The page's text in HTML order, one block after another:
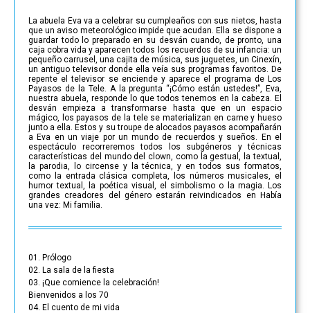
La abuela Eva va a celebrar su cumpleaños con sus nietos, hasta
que un aviso meteorológico impide que acudan. Ella se dispone a
guardar todo lo preparado en su desván cuando, de pronto, una
caja cobra vida y aparecen todos los recuerdos de su infancia: un
pequeño carrusel, una cajita de música, sus juguetes, un Cinexín,
un antiguo televisor donde ella veía sus programas favoritos. De
repente el televisor se enciende y aparece el programa de Los
Payasos de la Tele. A la pregunta “¡Cómo están ustedes!”, Eva,
nuestra abuela, responde lo que todos tenemos en la cabeza. El
desván empieza a transformarse hasta que en un espacio
mágico, los payasos de la tele se materializan en carne y hueso
junto a ella. Estos y su troupe de alocados payasos acompañarán
a Eva en un viaje por un mundo de recuerdos y sueños. En el
espectáculo recorreremos todos los subgéneros y técnicas
características del mundo del clown, como la gestual, la textual,
la parodia, lo circense y la técnica, y en todos sus formatos,
como la entrada clásica completa, los números musicales, el
humor textual, la poética visual, el simbolismo o la magia. Los
grandes creadores del género estarán reivindicados en Había
una vez: Mi familia.
01. Prólogo
02. La sala de la fiesta
03. ¡Que comience la celebración!
Bienvenidos a los 70
04. El cuento de mi vida